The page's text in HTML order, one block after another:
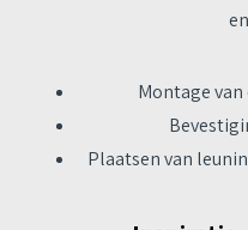
Montage
Plaatsen van